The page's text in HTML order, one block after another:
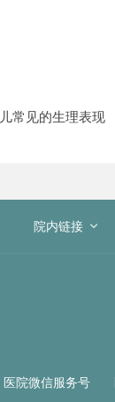
常见的生理表现
院内链接
医院微信服务号